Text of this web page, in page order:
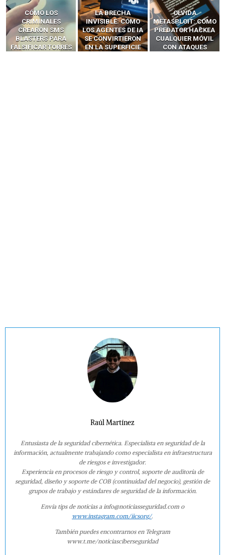
LA BRECHA
INVISIBLE: CÓMO
LOS AGENTES DE IA
SE CONVIRTIERON
EN LA SUPERFICIE
OLVIDA
METASPLOIT: CÓMO
PREDATOR HACKEA
CUALQUIER MÓVIL
CON ATAQUES
CÓMO LOS HACKERS
INTERCEPTAN OTPS
Y LLAMADAS
MÓVILES SIN
‘HACKEAR’ — EL
Raúl Martínez
Entusiasta de la seguridad cibernética. Especialista en seguridad de la
información, actualmente trabajando como especialista en infraestructura
de riesgos e investigador.
Experiencia en procesos de riesgo y control, soporte de auditoría de
seguridad, diseño y soporte de COB (continuidad del negocio), gestión de
grupos de trabajo y estándares de seguridad de la información.
Envía tips de noticias a info@noticiasseguridad.com o
www.instagram.com/iicsorg/.
También puedes encontrarnos en Telegram
www.t.me/noticiasciberseguridad